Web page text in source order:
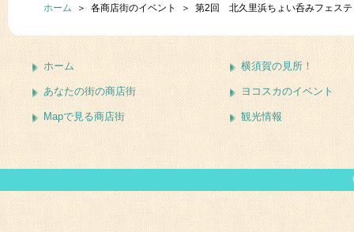
ホーム ＞ 各商店街のイベント ＞ 第2回 北久里浜ちょい呑みフェステ
ホーム
あなたの街の商店街
Mapで見る商店街
横須賀の見所！
ヨコスカのイベント
観光情報